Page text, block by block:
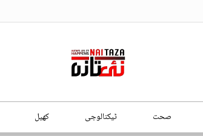
صحت ٹیکنالوجی کھیل